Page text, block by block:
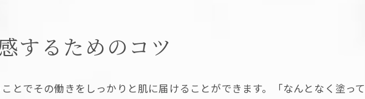
するためのコツ
とでその働きをしっかりと肌に届けることができます。「なんとなく塗っ